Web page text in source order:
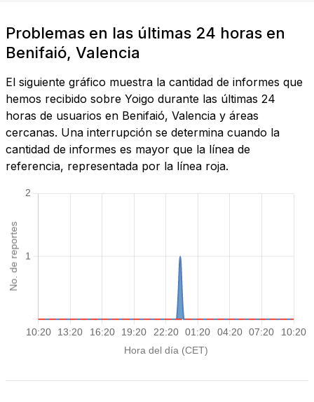
Problemas en las últimas 24 horas en
Benifaió, Valencia
El siguiente gráfico muestra la cantidad de informes que
hemos recibido sobre Yoigo durante las últimas 24
horas de usuarios en Benifaió, Valencia y áreas
cercanas. Una interrupción se determina cuando la
cantidad de informes es mayor que la línea de
referencia, representada por la línea roja.